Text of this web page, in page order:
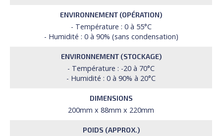
ENVIRONNEMENT (OPÉRATION)
- Température : 0 à 55°C
- Humidité : 0 à 90% (sans condensation)
ENVIRONNEMENT (STOCKAGE)
- Température : -20 à 70°C
- Humidité : 0 à 90% à 20°C
DIMENSIONS
200mm x 88mm x 220mm
POIDS (APPROX.)